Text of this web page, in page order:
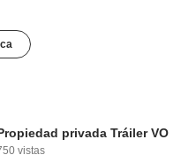
privada Tráiler VO
vistas